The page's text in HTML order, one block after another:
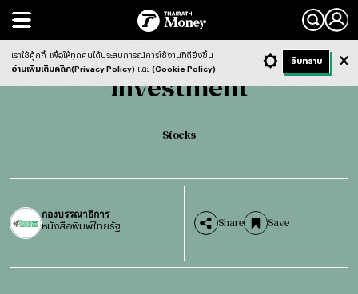
Search
Investment Stocks
Investment
Stocks
กองบรรณาธิการ
หนังสือพิมพ์ไทยรัฐ Share Save
- ก + ก Dark ฟังข่าว
เราใช้คุ้กกี้ เพื่อให้ทุกคนได้ประสบการณ์การใช้งานที่ดียิ่งขึ้น
อ่านเพิ่มเติมคลิก(Privacy Policy) และ (Cookie Policy)
รับทราบ